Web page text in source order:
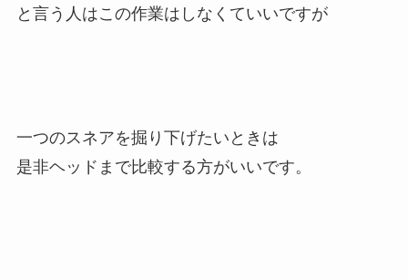
と言う人はこの作業はしなくていいですが
一つのスネアを掘り下げたいときは
是非ヘッドまで比較する方がいいです。